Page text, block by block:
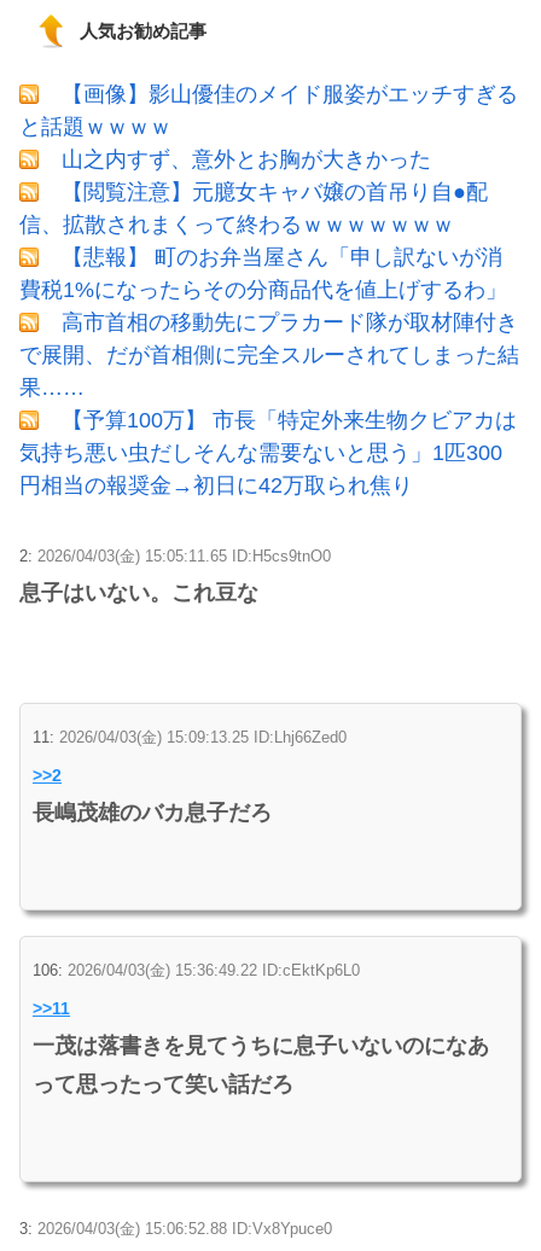
人気お勧め記事
【画像】影山優佳のメイド服姿がエッチすぎる
と話題ｗｗｗｗ
山之内すず、意外とお胸が大きかった
【閲覧注意】元臆女キャバ嬢の首吊り自●配
信、拡散されまくって終わるｗｗｗｗｗｗｗ
【悲報】 町のお弁当屋さん「申し訳ないが消
費税1%になったらその分商品代を値上げするわ」
高市首相の移動先にプラカード隊が取材陣付き
で展開、だが首相側に完全スルーされてしまった結
果……
【予算100万】 市長「特定外来生物クビアカは
気持ち悪い虫だしそんな需要ないと思う」1匹300
円相当の報奨金→初日に42万取られ焦り
2: 2026/04/03(金) 15:05:11.65 ID:H5cs9tnO0
息子はいない。これ豆な
11: 2026/04/03(金) 15:09:13.25 ID:Lhj66Zed0
>>2
長嶋茂雄のバカ息子だろ
106: 2026/04/03(金) 15:36:49.22 ID:cEktKp6L0
>>11
一茂は落書きを見てうちに息子いないのになあ
って思ったって笑い話だろ
3: 2026/04/03(金) 15:06:52.88 ID:Vx8Ypuce0